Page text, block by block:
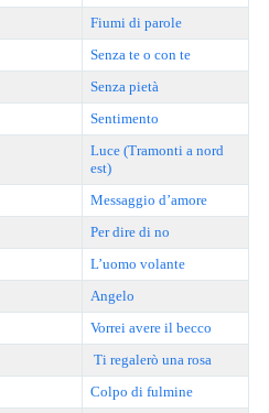
Fiumi di parole
Senza te o con te
Senza pietà
Sentimento
Luce (Tramonti a nord
est)
Messaggio d’amore
Per dire di no
L’uomo volante
Angelo
Vorrei avere il becco
Ti regalerò una rosa
Colpo di fulmine